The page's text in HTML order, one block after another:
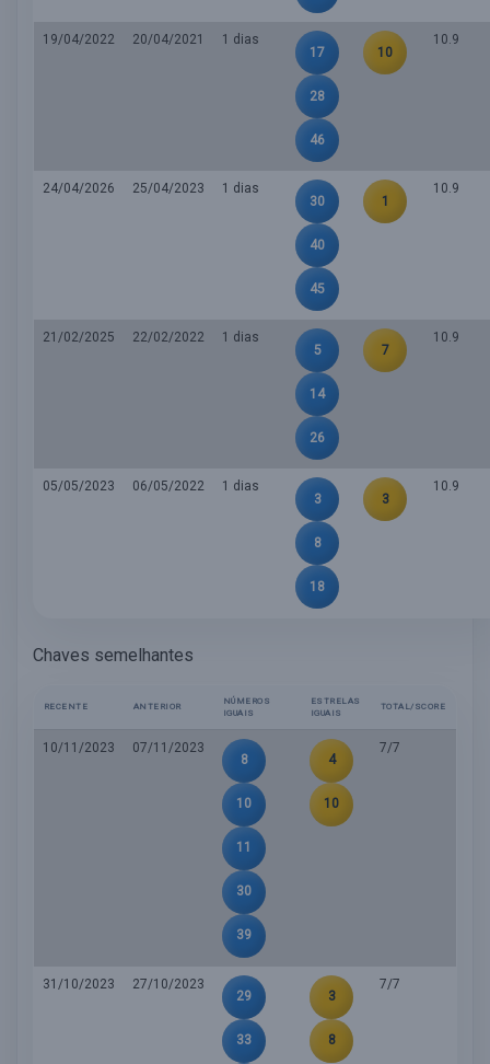
19/04/2022 20/04/2021
1 dias
17
28
46
10
10.9
24/04/2026 25/04/2023
1 dias
30
40
45
1
10.9
21/02/2025 22/02/2022
1 dias
5
14
26
7
10.9
05/05/2023 06/05/2022
1 dias
3
8
18
3
10.9
Chaves semelhantes
RECENTE ANTERIOR
NÚMEROS
IGUAIS
ESTRELAS
IGUAIS
TOTAL/SCORE
10/11/2023
07/11/2023
8
10
11
30
39
4
10
7/7
31/10/2023
27/10/2023
29
33
3
8
7/7